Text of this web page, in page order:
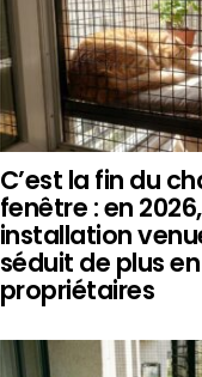
C’est la fin du
fenêtre : en
installation
séduit de plus
propriétaires